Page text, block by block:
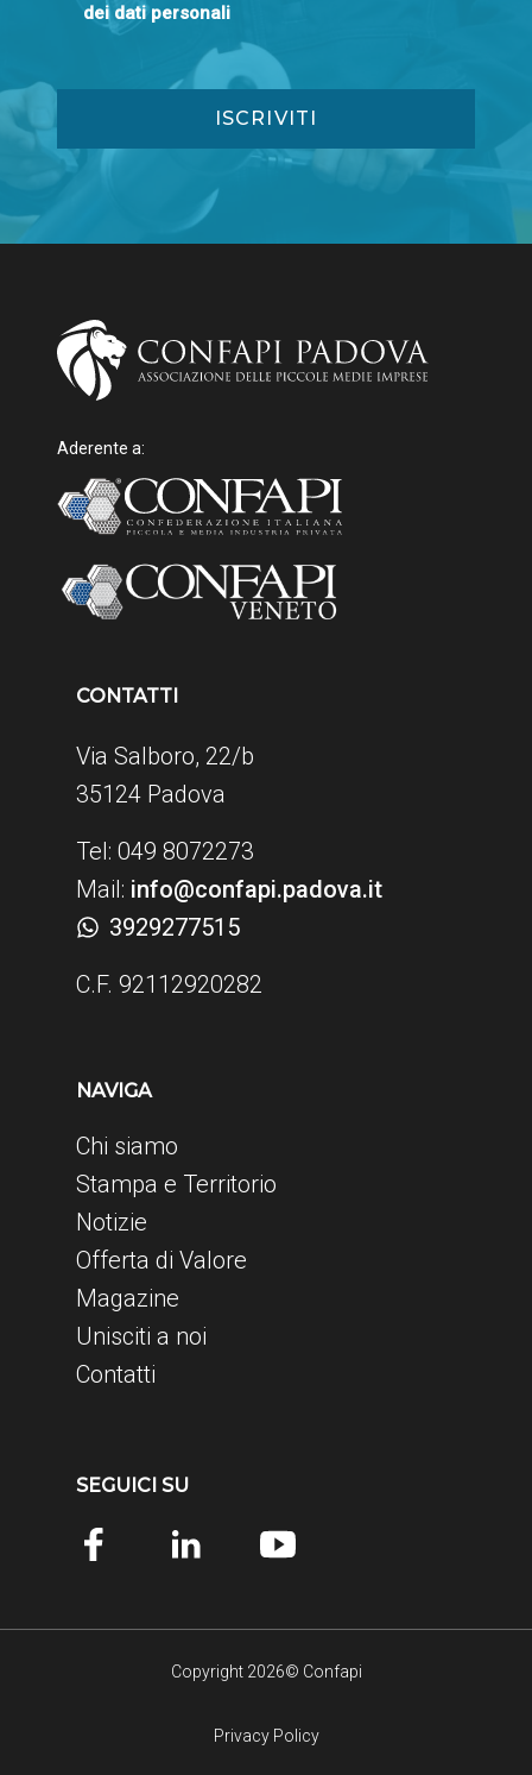
dei dati personali
Aderente a:
CONTATTI
Via Salboro, 22/b
35124 Padova
Tel: 049 8072273
Mail: info@confapi.padova.it
3929277515
C.F. 92112920282
NAVIGA
Chi siamo
Stampa e Territorio
Notizie
Offerta di Valore
Magazine
Unisciti a noi
Contatti
SEGUICI SU
Copyright 2026© Confapi
Privacy Policy